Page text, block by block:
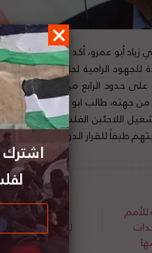
أبو عمرو، أكد المبعوث
الرامية لحل الصراع
من جهته، طالب ابو عمرو المبعوث
اللاجئين الفلسطينين
لتفاصيل الخبر ومصدره الأصلي،
تركيا تدين
لإسرائيل وعزمها
اشترك